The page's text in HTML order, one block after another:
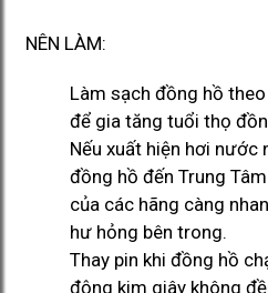
NÊN LÀM:
Làm sạch đồng hồ
để gia tăng tuổi thọ
Nếu xuất hiện hơi nước
đồng hồ đến Trung
của các hãng càng
hư hỏng bên trong.
Thay pin khi đồng hồ
động kim giây không